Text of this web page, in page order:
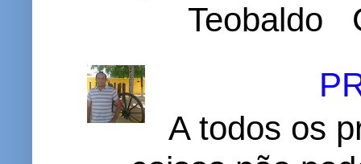
Teobaldo
A todos os